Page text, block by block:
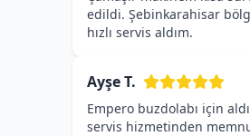
edildi. Şebinkarahisar
hızlı servis aldım.
Ayşe T.
Empero buzdolabı için
servis hizmetinden